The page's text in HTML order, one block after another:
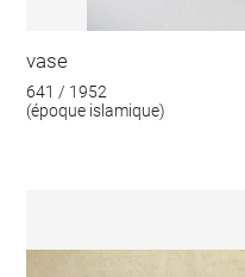
vase
641 / 1952
(époque islamique)